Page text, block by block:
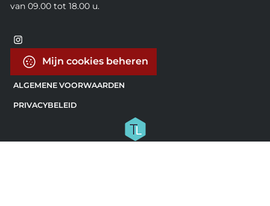
van 09.00 tot 18.00 u.
Mijn cookies beheren
ALGEMENE VOORWAARDEN
PRIVACYBELEID